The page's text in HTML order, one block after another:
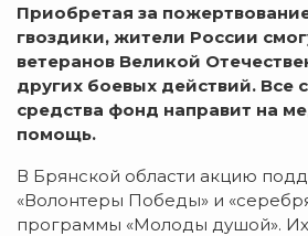
Приобретая за
гвоздики, жители России с
ветеранов Великой
других боевых действий. Все
средства фонд направит на
помощь.
В Брянской области акцию
«Волонтеры Победы» и
программы «Молоды душой».